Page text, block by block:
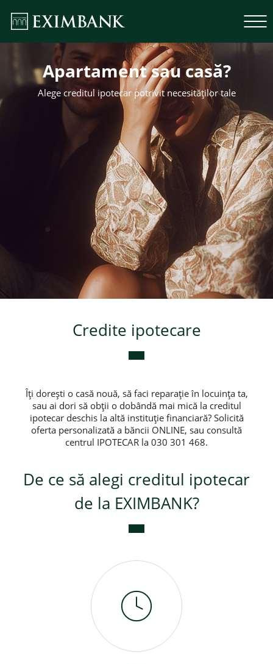
Credite de consum
Credite ipotecare
Apartament sau casă?
Alege creditul ipotecar potrivit necesităților tale
Credite ipotecare
Îți dorești o casă nouă, să faci reparație în locuința ta,
sau ai dori să obții o dobândă mai mică la creditul
ipotecar deschis la altă instituție financiară? Solicită
oferta personalizată a băncii ONLINE, sau consultă
centrul IPOTECAR la 030 301 468.
De ce să alegi creditul ipotecar
de la EXIMBANK?